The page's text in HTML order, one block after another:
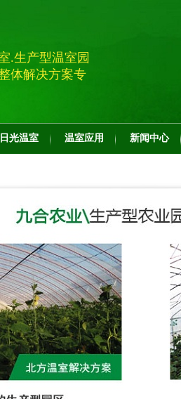
.生产型温室园
体解决方案专
日光温室 温室应用 新闻中心